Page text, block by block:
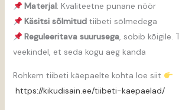
Materjal: Kvaliteetne punane nöör
Käsitsi sõlmitud tiibeti sõlmedega
Reguleeritava suurusega, sobib kõigile.
veekindel, et seda kogu aeg kanda
Rohkem tiibeti käepaelte kohta loe siit
https://kikudisain.ee/tiibeti-kaepaelad/